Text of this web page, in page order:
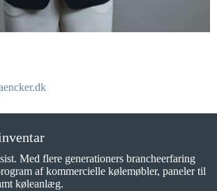
Med flere generationers brancheerfaring
af kommercielle kølemøbler, paneler til
køleanlæg.